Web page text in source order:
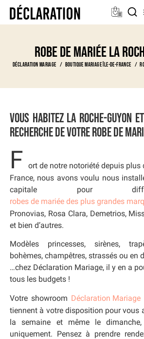
Robe de mariée La
Déclaration Mariage Boutique Mariage Île-de-France
Vous habitez La Roche-guyon
recherche de votre robe de
F ort de notre notoriété depuis plus
France, nous avons voulu nous
capitale pour
robes de mariée des plus grandes
Pronovias, Rosa Clara, Demetrios,
et bien d’autres.
Modèles princesses, sirènes,
bohèmes, champêtres, strassés ou en
…chez Déclaration Mariage, il y en a
tous les budgets !
Votre showroom Déclaration Mariage
tiennent à votre disposition pour vous
la semaine et même le
uniquement. Pensez à prendre